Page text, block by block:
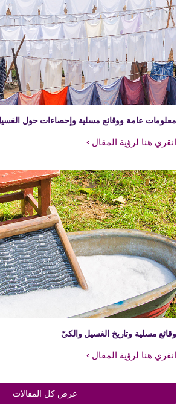
عامة ووقائع مسلية وإحصاءات حول الغسيل
هنا لرؤية المقال
مسلية وتاريخ الغسيل والكيّ
هنا لرؤية المقال
عرض كل المقالات